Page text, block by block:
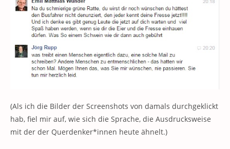
(Als ich die Bilder der Screenshots von damals durchgeklickt
hab, fiel mir auf, wie sich die Sprache, die Ausdrucksweise
mit der der Querdenker*innen heute ähnelt.)